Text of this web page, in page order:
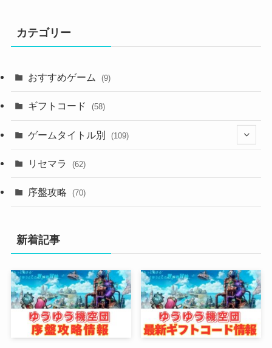
カテゴリー
おすすめゲーム (9)
ギフトコード (58)
ゲームタイトル別 (109)
(2)
(2)
リセマラ (62)
序盤攻略 (70)
新着記事